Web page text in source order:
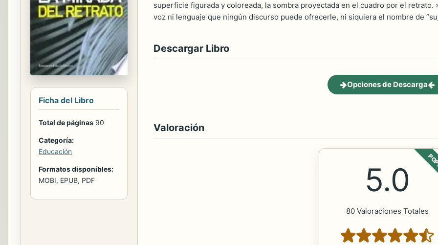
Ficha del Libro
Total de páginas 90
Categoría:
Educación
Formatos disponibles:
MOBI, EPUB, PDF
superficie figurada y coloreada, la sombra proyectada en el cuadro por el retrato.
voz ni lenguaje que ningún discurso puede ofrecerle, ni siquiera el nombre de
Descargar Libro
Opciones de Descarga
Valoración
5.0
80 Valoraciones Totales